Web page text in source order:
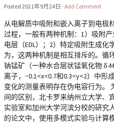
Posted 2021年9月24日 · Add Comment
从电解质中吸附和嵌入离子到电极
过程，一般有两种机制：1）吸附
电层（EDL）；2）特定吸附生成
为，这两种机制是相互排斥的。循
钠锰矿（一种水合层状锰氧化物 δ-
离子，~0.1<x<0.7和0.3<y<2）中形
变化的测量表明存在伪电容行为。
间的区别，北卡罗来纳州立大学、
实验室和加州大学河滨分校的研究
的论文中，使用多模式实验与计算